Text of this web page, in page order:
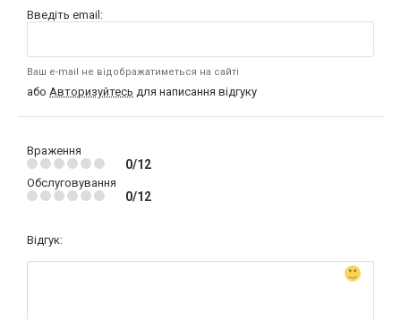
Введіть email:
Ваш e-mail не відображатиметься на сайті
або Авторизуйтесь для написання відгуку
Враження
0/12
Обслуговування
0/12
Відгук: